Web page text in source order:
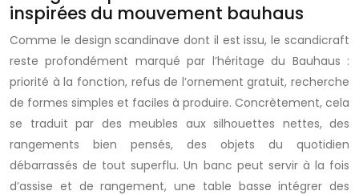
inspirées du mouvement bauhaus
Comme le design scandinave dont il est issu, le scandicraft
reste profondément marqué par l’héritage du Bauhaus :
priorité à la fonction, refus de l’ornement gratuit, recherche
de formes simples et faciles à produire. Concrètement, cela
se traduit par des meubles aux silhouettes nettes, des
rangements bien pensés, des objets du quotidien
débarrassés de tout superflu. Un banc peut servir à la fois
d’assise et de rangement, une table basse intégrer des